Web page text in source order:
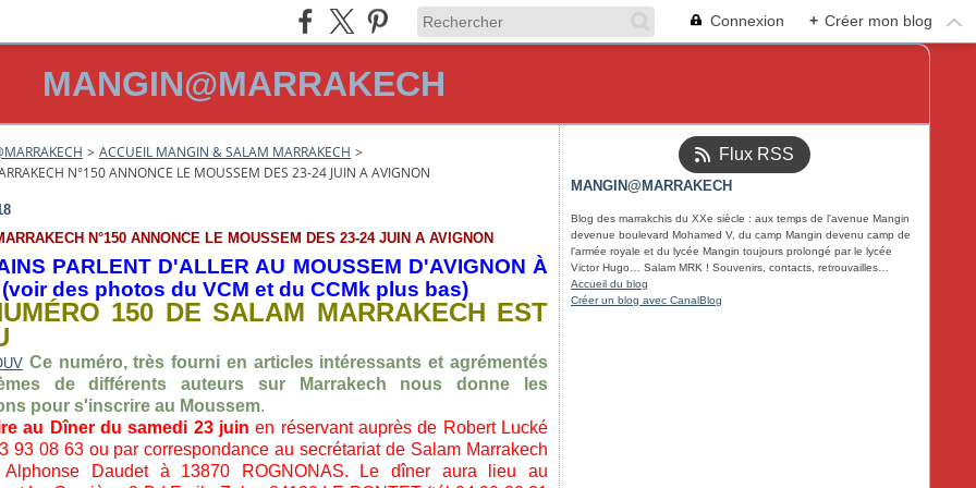
Connexion + Créer mon blog
MANGIN@MARRAKECH
> ACCUEIL MANGIN & SALAM MARRAKECH >
N°150 ANNONCE LE MOUSSEM DES 23-24 JUIN A AVIGNON
N°150 ANNONCE LE MOUSSEM DES 23-24 JUIN A AVIGNON
PARLENT D'ALLER AU MOUSSEM D'AVIGNON À
des photos du VCM et du CCMk plus bas)
150 DE SALAM MARRAKECH EST
Ce numéro, très fourni en articles intéressants et agrémentés
de différents auteurs sur Marrakech nous donne les
pour s'inscrire au Moussem.
au Dîner du samedi 23 juin en réservant auprès de Robert Lucké
93 08 63 ou par correspondance au secrétariat de Salam Marrakech
Daudet à 13870 ROGNONAS. Le dîner aura lieu au
Flux RSS
MANGIN@MARRAKECH
Blog des marrakchis du XXe siècle : aux temps de l'avenue Mangin
devenue boulevard Mohamed V, du camp Mangin devenu camp de
l'armée royale et du lycée Mangin toujours prolongé par le lycée
Victor Hugo… Salam MRK ! Souvenirs, contacts, retrouvailles…
Accueil du blog
Créer un blog avec CanalBlog